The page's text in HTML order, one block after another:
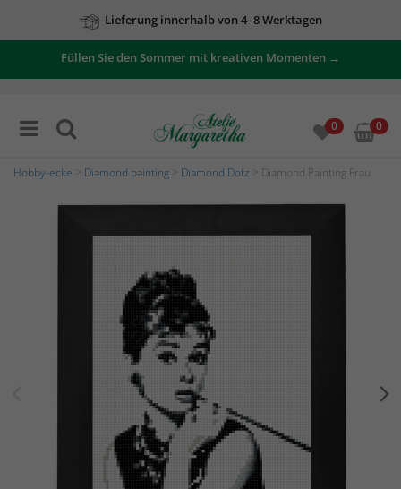
Lieferung innerhalb von 4–8 Werktagen
Füllen Sie den Sommer mit kreativen Momenten →
0 0
Hobby-ecke Diamond painting Diamond Dotz > Diamond Painting Frau